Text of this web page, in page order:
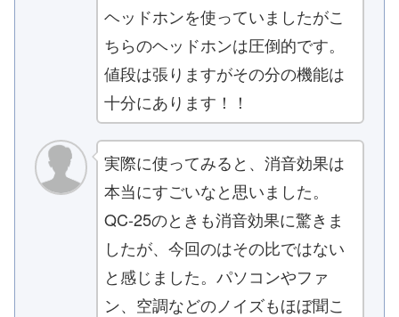
ヘッドホンを使っていましたがこ
ちらのヘッドホンは圧倒的です。
値段は張りますがその分の機能は
十分にあります！！
実際に使ってみると、消音効果は
本当にすごいなと思いました。
QC-25のときも消音効果に驚きま
したが、今回のはその比ではない
と感じました。パソコンやファ
ン、空調などのノイズもほぼ聞こ